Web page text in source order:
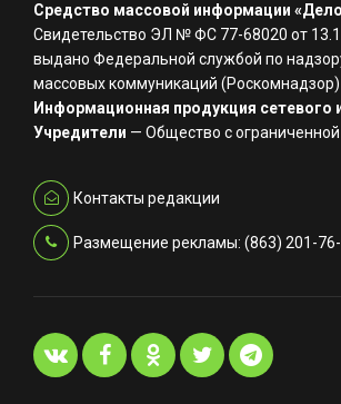
Средство массовой информации
Свидетельство ЭЛ № ФС 77-68020 от
выдано Федеральной службой по
массовых коммуникаций (Роскомнадзор)
Информационная продукция сетевого
Учредители — Общество с
Контакты редакции
Размещение рекламы: (863) 201-